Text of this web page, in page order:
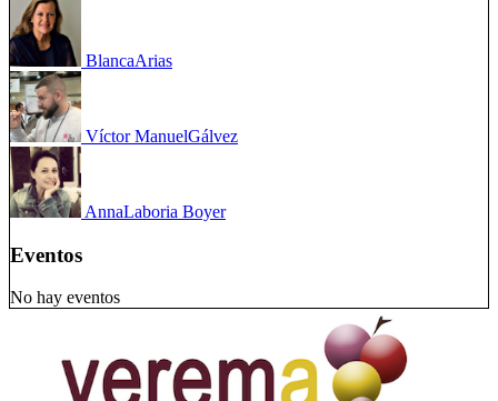
BlancaArias
Víctor ManuelGálvez
AnnaLaboria Boyer
Eventos
No hay eventos